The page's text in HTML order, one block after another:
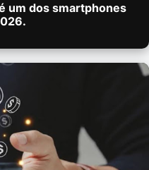
um dos smartphones